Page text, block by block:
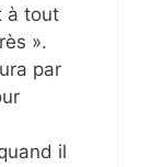
à tout
».
par
il